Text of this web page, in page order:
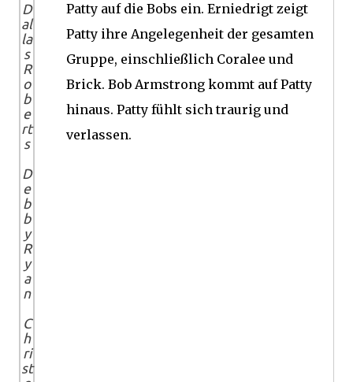
D
al
la
s
R
o
b
e
rt
s
D
e
b
b
y
R
y
a
n
C
h
ri
st
Patty auf die Bobs ein. Erniedrigt zeigt
Patty ihre Angelegenheit der gesamten
Gruppe, einschließlich Coralee und
Brick. Bob Armstrong kommt auf Patty
hinaus. Patty fühlt sich traurig und
verlassen.